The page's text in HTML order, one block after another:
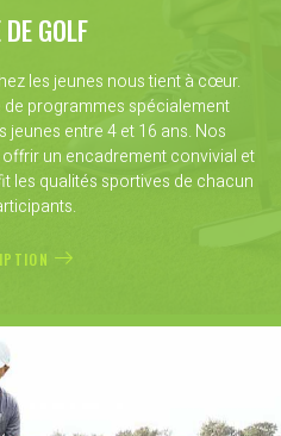
DE GOLF
les jeunes nous tient à cœur.
programmes spécialement
entre 4 et 16 ans. Nos
un encadrement convivial et
les qualités sportives de chacun